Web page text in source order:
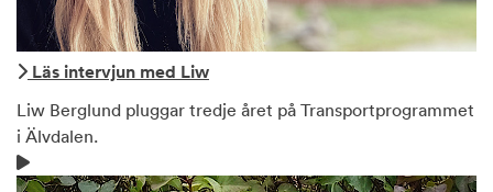
Läs intervjun med Liw
Liw Berglund pluggar tredje året på Transportprogrammet
i Älvdalen.